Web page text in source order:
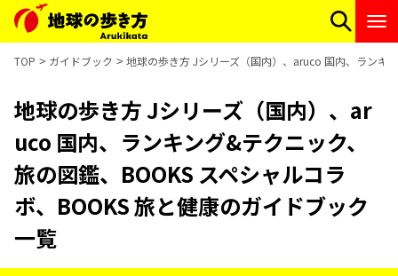
TOP ガイドブック 地球の歩き方 Jシリーズ（国内）、aruco 国内、ランキ
地球の歩き方 Jシリーズ（国内）、ar
uco 国内、ランキング&テクニック、
旅の図鑑、BOOKS スペシャルコラ
ボ、BOOKS 旅と健康のガイドブック
一覧